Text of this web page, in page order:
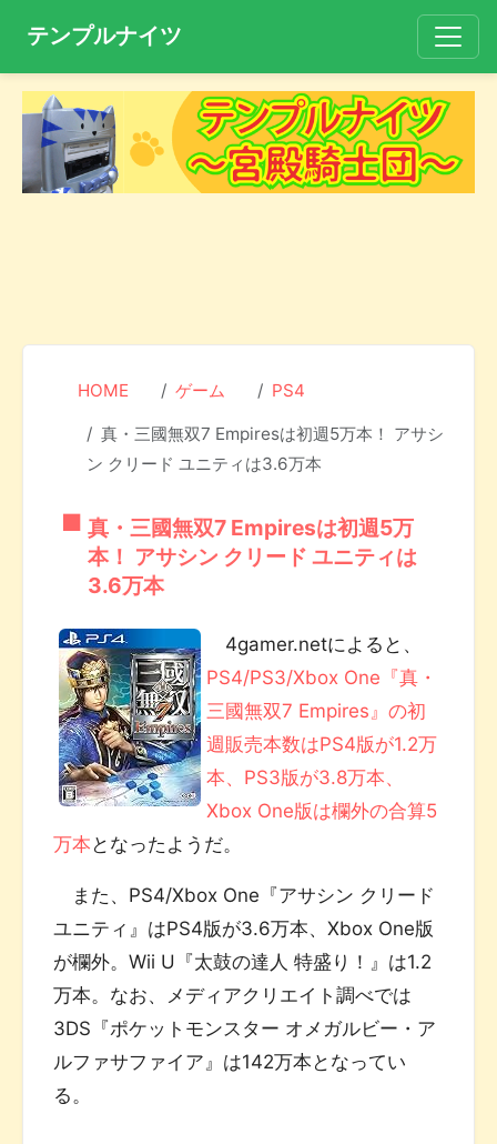
テンプルナイツ
HOME ゲーム PS4
真・三國無双7 Empiresは初週5万本！ アサシ
ン クリード ユニティは3.6万本
真・三國無双7 Empiresは初週5万
本！ アサシン クリード ユニティは
3.6万本
4gamer.netによると、
PS4/PS3/Xbox One『真・
三國無双7 Empires』の初
週販売本数はPS4版が1.2万
本、PS3版が3.8万本、
Xbox One版は欄外の合算5
万本 となったようだ。
また、PS4/Xbox One『アサシン クリード
ユニティ』はPS4版が3.6万本、Xbox One版
が欄外。Wii U『太鼓の達人 特盛り！』は1.2
万本。なお、メディアクリエイト調べでは
3DS『ポケットモンスター オメガルビー・ア
ルファサファイア』は142万本となってい
る。